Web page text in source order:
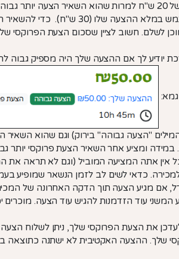
מעל 20 ש"ח לא היה צורך להשתמש
לשלם. חשוב לציין שסכום הצעת הפרוקסי
לך אם ההצעה שלך היה מספיק גבוה
עומדת רק על 50 ש"ח. במידה ומציע אחר השאיר הצעת
אתה המציעה המוביל (וגם לא תראה את
כדאי לשים לב לזמן הנשאר שמופיע
מחדל, אם מגיע הצעה תוך הדקה האחרונה של
עוד הזדמנות להגיש עוד הצעה. מוכרים
את הצעת הפרוקסי שלך, ניתן לשלוח
שלך. ההצעה האקטיבית לא ישתנה כתוצאה